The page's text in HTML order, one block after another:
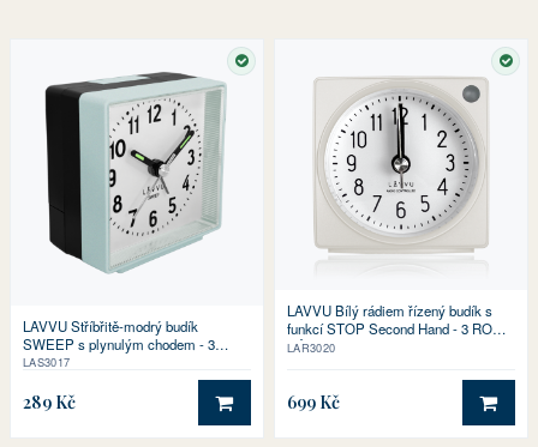
SKLADEM
LAVVU Stříbřitě-modrý budík
SWEEP s plynulým chodem - 3
ROKY ZÁRUKA!
LAS3017
289 Kč DO KOŠÍKU
LAVVU Bílý rádiem řízený budík s
funkcí STOP Second Hand - 3 ROKY
ZÁRUKA!
LAR3020
699 Kč DO